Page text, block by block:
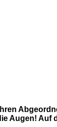
Augen! Auf